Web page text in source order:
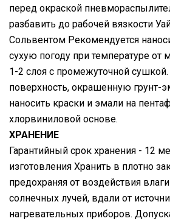
перед окраской
разбавить до рабочей вязкости
Сольвентом Рекомендуется
сухую погоду при температуре от
1-2 слоя с промежуточной
поверхность, окрашенную
наносить краски и эмали на
хлорвиниловой основе.
ХРАНЕНИЕ
Гарантийный срок хранения - 12
изготовления Хранить в плотно
предохраняя от воздействия
солнечных лучей, вдали от
нагревательных приборов.